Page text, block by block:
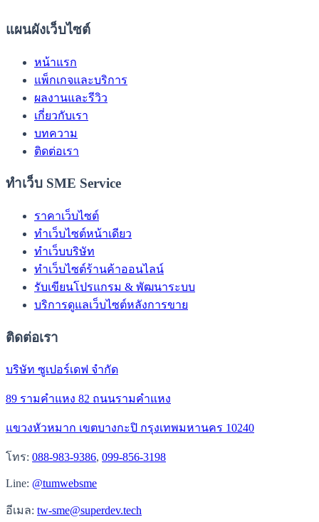
แผนผังเว็บไซต์
หน้าแรก
แพ็กเกจและบริการ
ผลงานและรีวิว
เกี่ยวกับเรา
บทความ
ติดต่อเรา
ทำเว็บ SME Service
ราคาเว็บไซต์
ทำเว็บไซต์หน้าเดียว
ทำเว็บบริษัท
ทำเว็บไซต์ร้านค้าออนไลน์
รับเขียนโปรแกรม & พัฒนาระบบ
บริการดูแลเว็บไซต์หลังการขาย
ติดต่อเรา
บริษัท ซูเปอร์เดฟ จำกัด
89 รามคำแหง 82 ถนนรามคำแหง
แขวงหัวหมาก เขตบางกะปิ กรุงเทพมหานคร 10240
โทร: 088-983-9386, 099-856-3198
Line: @tumwebsme
อีเมล: tw-sme@superdev.tech